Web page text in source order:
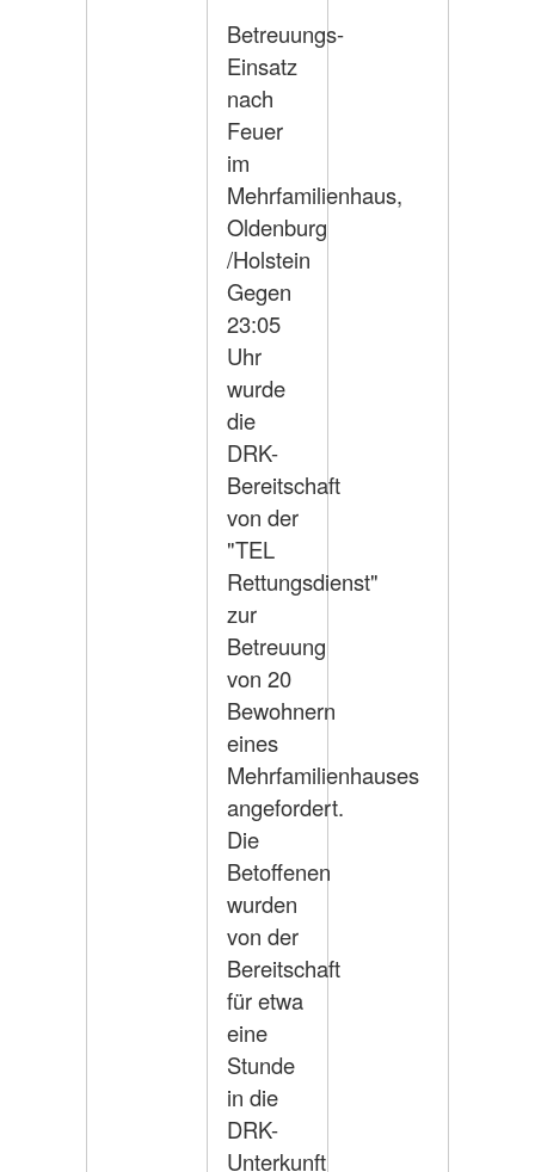
Betreuungs-
Einsatz
nach
Feuer
im
Mehrfamilienhaus,
Oldenburg
/Holstein
Gegen
23:05
Uhr
wurde
die
DRK-
Bereitschaft
von der
"TEL
Rettungsdienst"
zur
Betreuung
von 20
Bewohnern
eines
Mehrfamilienhauses
angefordert.
Die
Betoffenen
wurden
von der
Bereitschaft
für etwa
eine
Stunde
in die
DRK-
Unterkunft